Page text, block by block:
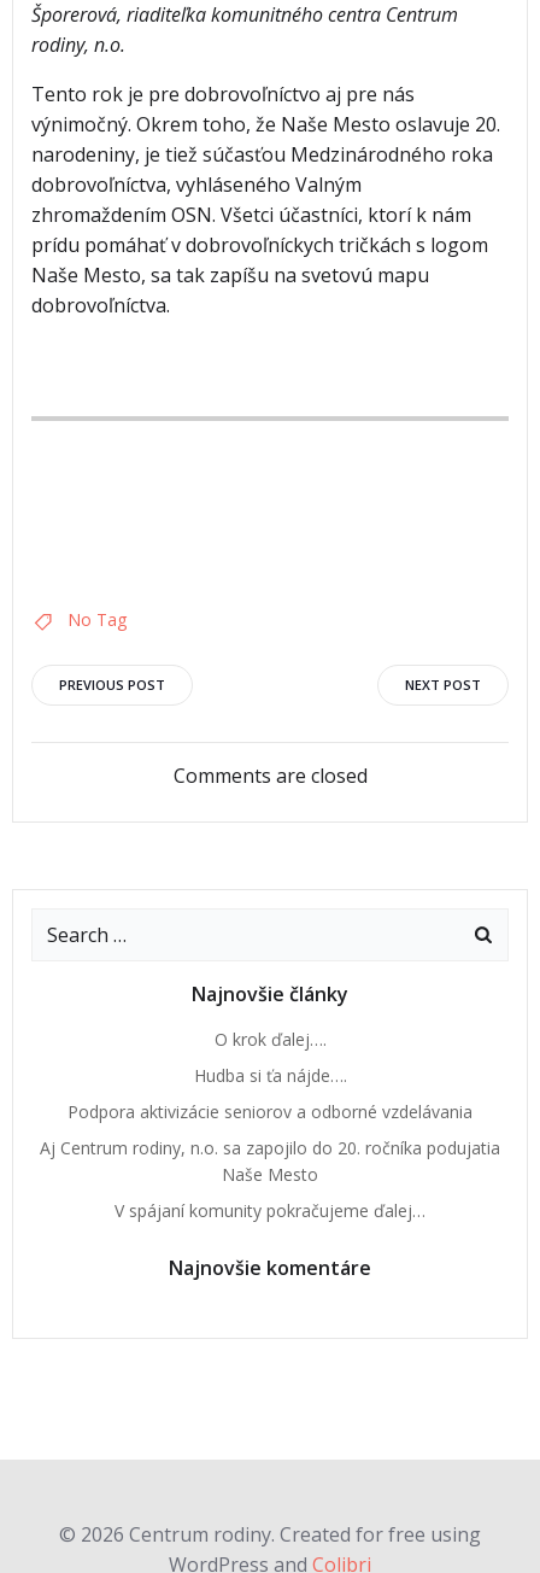
Šporerová, riaditeľka komunitného centra Centrum
rodiny, n.o.
Tento rok je pre dobrovoľníctvo aj pre nás
výnimočný. Okrem toho, že Naše Mesto oslavuje 20.
narodeniny, je tiež súčasťou Medzinárodného roka
dobrovoľníctva, vyhláseného Valným
zhromaždením OSN. Všetci účastníci, ktorí k nám
prídu pomáhať v dobrovoľníckych tričkách s logom
Naše Mesto, sa tak zapíšu na svetovú mapu
dobrovoľníctva.
No Tag
PREVIOUS POST NEXT POST
Comments are closed
Najnovšie články
O krok ďalej….
Hudba si ťa nájde….
Podpora aktivizácie seniorov a odborné vzdelávania
Aj Centrum rodiny, n.o. sa zapojilo do 20. ročníka podujatia
Naše Mesto
V spájaní komunity pokračujeme ďalej…
Najnovšie komentáre
© 2026 Centrum rodiny. Created for free using
WordPress and Colibri